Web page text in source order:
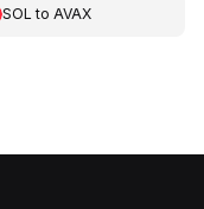
SOL to AVAX